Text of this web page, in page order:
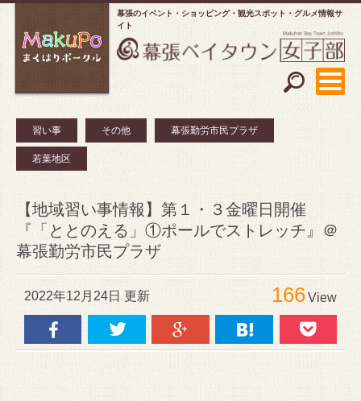
幕張のイベント・ショッピング
観光スポット・グルメ情報サ
イト
習い事 その他 幕張勤労市民プラザ
若葉地区
【地域習い事情報】第１・３金曜日開催
『「ととのえる」①ポールでストレッチ』＠
幕張勤労市民プラザ
2022年12月24日 更新 166View